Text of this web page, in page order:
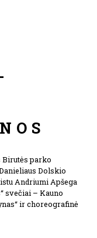
Birutės parko
Dolskio
Andriumi Apšega
svečiai – Kauno
ir choreografinė